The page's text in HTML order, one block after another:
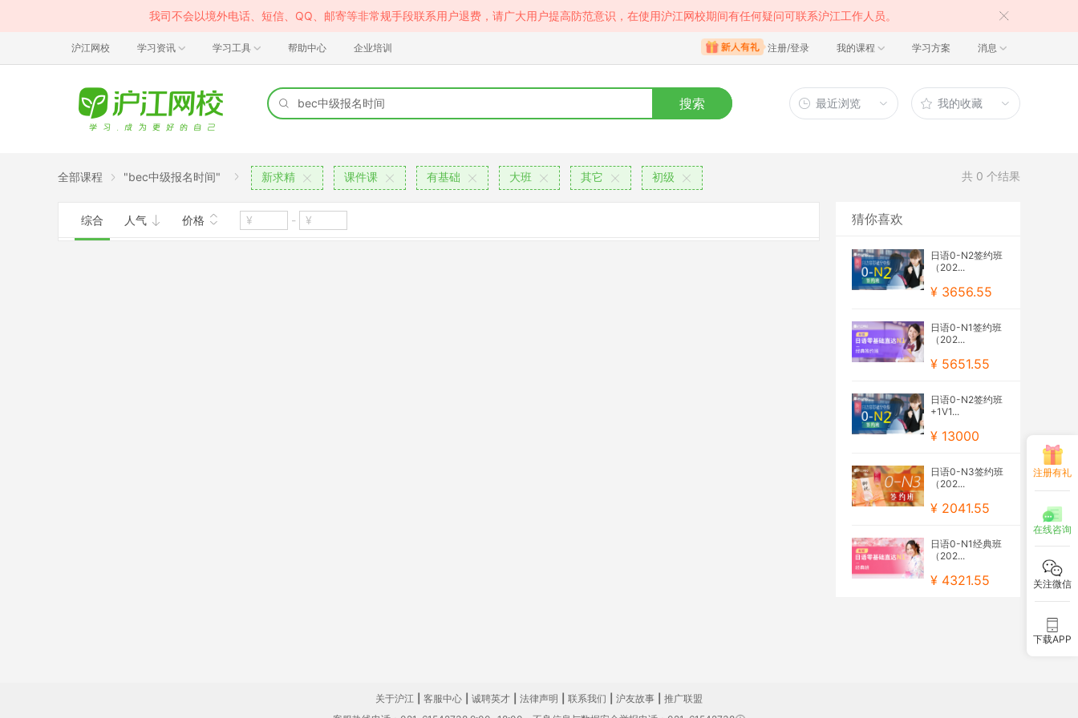
我司不会以境外电话、短信、QQ、邮寄等非常规手段联系用户退费，请广大用户提高防范意识，在使用沪江网校期间有任何疑问可联系沪江工作人员。
沪江网校 学习资讯 学习工具 帮助中心 企业培训 注册/登录 我的课程 学习方案 消息
搜索 最近浏览 我的收藏
全部课程 "bec中级报名时间" 新求精 课件课 有基础 大班 其它 初级 共 0 个结果
综合 人气 价格 - 猜你喜欢
日语0-N2签约班
（202...
¥ 3656.55
日语0-N1签约班
（202...
¥ 5651.55
日语0-N2签约班
+1V1...
¥ 13000
日语0-N3签约班
（202...
¥ 2041.55
日语0-N1经典班
（202...
¥ 4321.55
注册有礼
在线咨询
关注微信
下载APP
关于沪江 客服中心 诚聘英才 法律声明 联系我们 沪友故事
推广联盟